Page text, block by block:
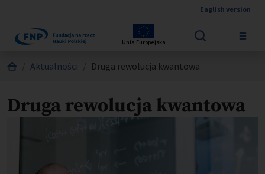
English version
Unia Europejska
Jesteś tutaj:
Aktualności Druga rewolucja kwantowa
Druga rewolucja kwantowa